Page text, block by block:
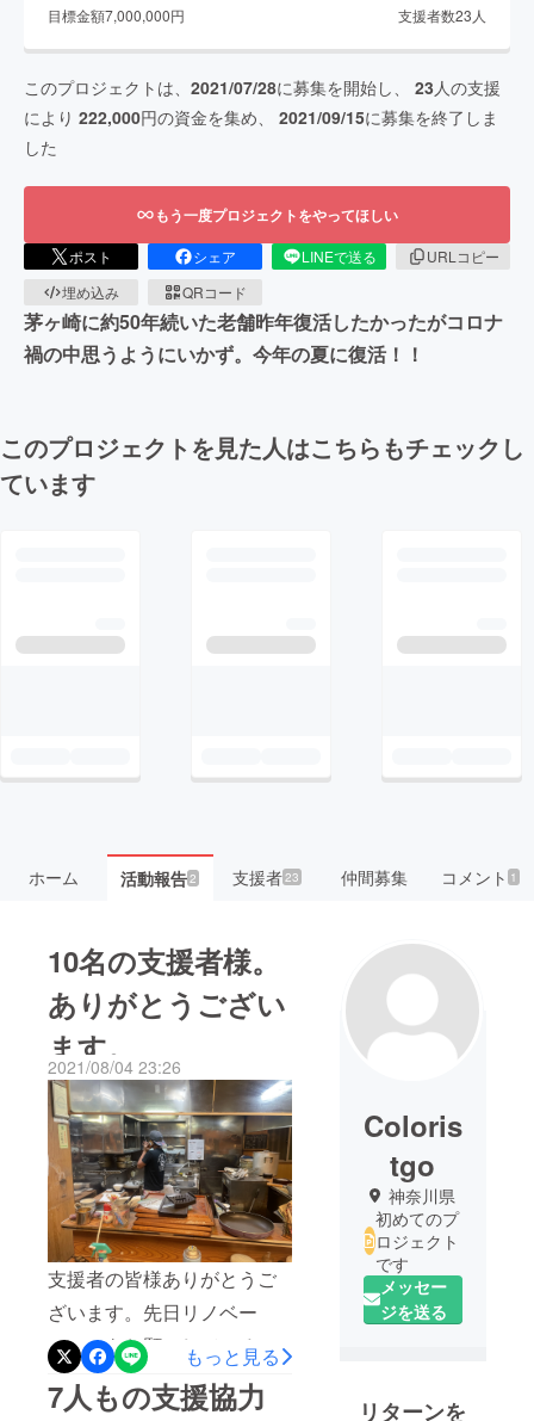
目標金額7,000,000円 支援者数23 人
このプロジェクトは、 2021/07/28に募集を開始し、 23 人の支援
により 222,000円の資金を集め、 2021/09/15に募集を終了しま
した
もう一度プロジェクトをやってほしい
ポスト シェア LINEで送る
URLコピー
埋め込み
QRコード
茅ヶ崎に約50年続いた老舗昨年復活したかったがコロナ
禍の中思うようにいかず。今年の夏に復活！！
このプロジェクトを見た人はこちらもチェックし
ています
ホーム 活動報告2 支援者23 仲間募集 コメント 1
10名の支援者様。
ありがとうござい
ます。
2021/08/04 23:26
支援者の皆様ありがとうご
ざいます。先日リノベー
ションをお願いしている大
工さんに現状視察に来ても
らいました。彼はまだ見習
もっと見る
7人もの支援協力
Coloris
tgo
神奈川県
初めてのプ
ロジェクト
です
メッセー
ジを送る
リターンを